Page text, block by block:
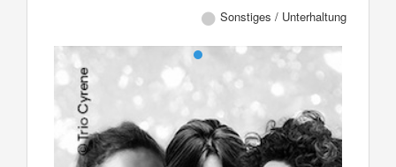
Sonstiges / Unterhaltung